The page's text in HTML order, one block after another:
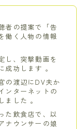
者の提案で「告
働く人物の情報
し、突撃動画を
成功します 。
の渡辺にDV夫か
ンターネットの
ました 。
た飲食店で、以
ナウンサーの娘